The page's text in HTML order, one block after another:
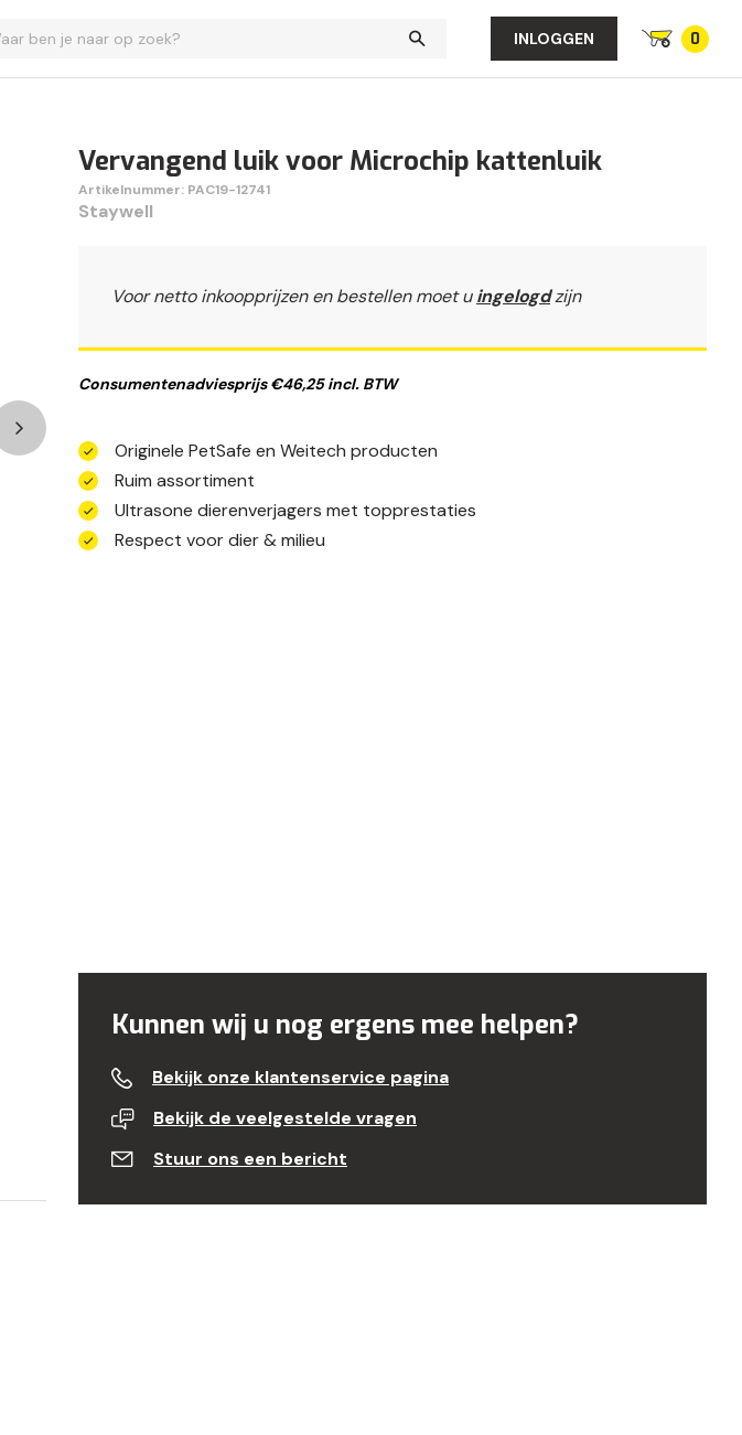
INLOGGEN 0
Vervangend luik voor Microchip kattenluik
Artikelnummer: PAC19-12741
Staywell
Voor netto inkoopprijzen en bestellen moet uingelogdzijn
Consumentenadviesprijs €46,25 incl. BTW
Originele PetSafe en Weitech producten
Ruim assortiment
Ultrasone dierenverjagers met topprestaties
Respect voor dier & milieu
Kunnen wij u nog ergens mee helpen?
Bekijk onze klantenservice pagina
Bekijk de veelgestelde vragen
Stuur ons een bericht